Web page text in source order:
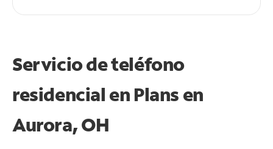
Servicio de teléfono
residencial en Plans en
Aurora, OH